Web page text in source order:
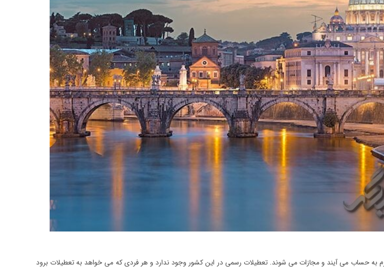
به حساب می آیند و مجازات می شوند. تعطیلات رسمی در این کشور وجود ندارد و هر فردی که می خواهد به تعطیلات برود